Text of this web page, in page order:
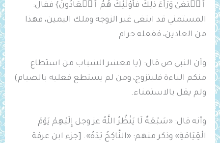
ٱبۡتَغَىٰ وَرَآءَ ذَٰلِكَ فَأُوْلَٰٓئِكَ هُمُ ٱلۡعَادُونَ} فقال:
المستمني قد ابتغى غير الزوجة وملك اليمين، فهذا
من العادين، ففعله حرام.
وأن النبي ص قال: (يا معشر الشباب من استطاع
منكم الباءة فليتزوج، ومن لم يستطع فعليه بالصيام)
ولم يقل بالاستمناء.
وأنه قال: «سَبْعَةٌ لَا يَنْظُرُ اللَّهُ عز وجل إِلَيْهِمْ يَوْمَ
الْقِيَامَةِ» وذكر منهم: «‌النَّاكِحُ ‌يَدَهُ». [جزء ابن عرفة